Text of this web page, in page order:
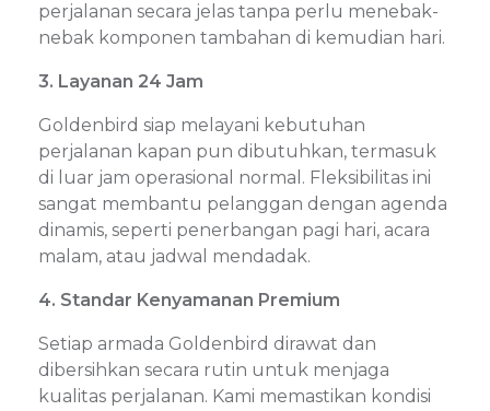
perjalanan secara jelas tanpa perlu menebak-
nebak komponen tambahan di kemudian hari.
3. Layanan 24 Jam
Goldenbird siap melayani kebutuhan
perjalanan kapan pun dibutuhkan, termasuk
di luar jam operasional normal. Fleksibilitas ini
sangat membantu pelanggan dengan agenda
dinamis, seperti penerbangan pagi hari, acara
malam, atau jadwal mendadak.
4. Standar Kenyamanan Premium
Setiap armada Goldenbird dirawat dan
dibersihkan secara rutin untuk menjaga
kualitas perjalanan. Kami memastikan kondisi